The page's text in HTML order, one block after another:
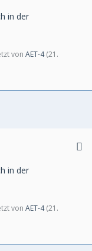
in der
von AET-4(21.
in der
von AET-4(21.